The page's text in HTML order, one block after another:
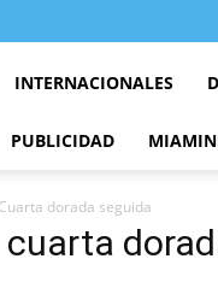
INTERNACIONALES
PUBLICIDAD
Cuarta dorada seguida